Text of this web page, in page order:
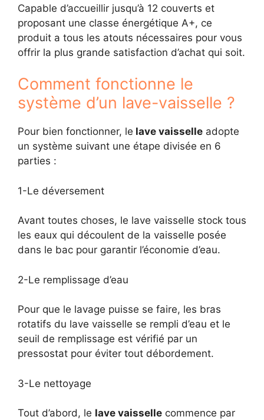
Capable d’accueillir jusqu’à 12 couverts et
proposant une classe énergétique A+, ce
produit a tous les atouts nécessaires pour vous
offrir la plus grande satisfaction d’achat qui soit.
Comment fonctionne le
système d’un lave-vaisselle ?
Pour bien fonctionner, le lave vaisselle adopte
un système suivant une étape divisée en 6
parties :
1-Le déversement
Avant toutes choses, le lave vaisselle stock tous
les eaux qui découlent de la vaisselle posée
dans le bac pour garantir l’économie d’eau.
2-Le remplissage d’eau
Pour que le lavage puisse se faire, les bras
rotatifs du lave vaisselle se rempli d’eau et le
seuil de remplissage est vérifié par un
pressostat pour éviter tout débordement.
3-Le nettoyage
Tout d’abord, le lave vaisselle commence par